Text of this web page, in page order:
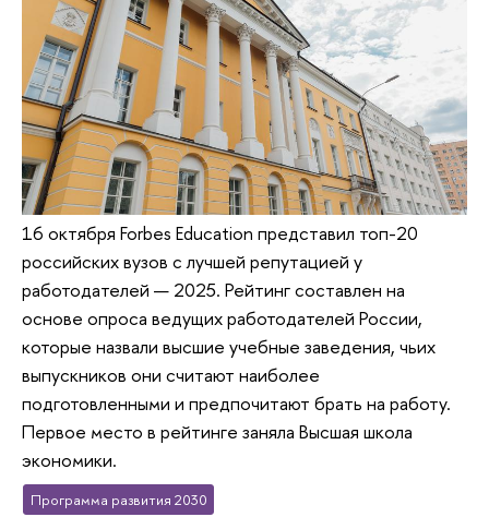
16 октября Forbes Education представил топ-20
российских вузов с лучшей репутацией у
работодателей — 2025. Рейтинг составлен на
основе опроса ведущих работодателей России,
которые назвали высшие учебные заведения, чьих
выпускников они считают наиболее
подготовленными и предпочитают брать на работу.
Первое место в рейтинге заняла Высшая школа
экономики.
Программа развития 2030